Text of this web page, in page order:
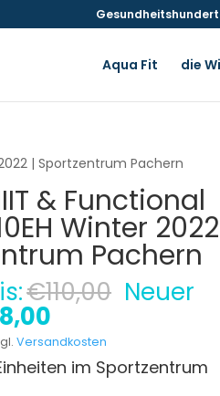
Aqua Fit die
| Sportzentrum Pachern
& Functional
Winter
Pachern
€110,00
€110,00
Neuer
Preis
ist:
€88,00.
Versandkosten
im Sportzentrum